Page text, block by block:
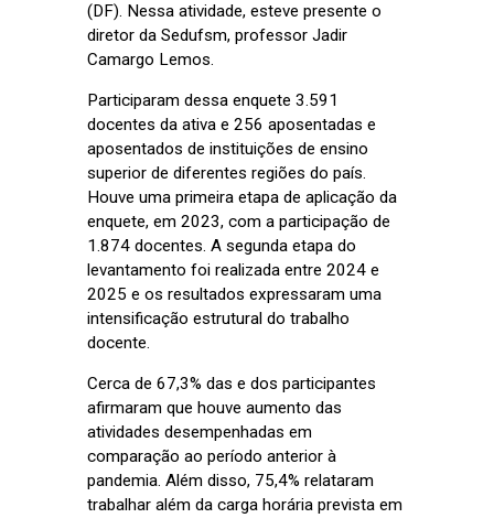
(DF). Nessa atividade, esteve presente o
diretor da Sedufsm, professor Jadir
Camargo Lemos.
Participaram dessa enquete 3.591
docentes da ativa e 256 aposentadas e
aposentados de instituições de ensino
superior de diferentes regiões do país.
Houve uma primeira etapa de aplicação da
enquete, em 2023, com a participação de
1.874 docentes. A segunda etapa do
levantamento foi realizada entre 2024 e
2025 e os resultados expressaram uma
intensificação estrutural do trabalho
docente.
Cerca de 67,3% das e dos participantes
afirmaram que houve aumento das
atividades desempenhadas em
comparação ao período anterior à
pandemia. Além disso, 75,4% relataram
trabalhar além da carga horária prevista em